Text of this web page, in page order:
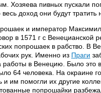
Хозяева пивных пускали
доход они будут тратить
и император
в 1571 г с Венецианской
попрошаек в рабство. В
рук. Именно из Праги
работы в Венецию. Было это
64 человека. На окраине
и им помогли их другие
попрошайки